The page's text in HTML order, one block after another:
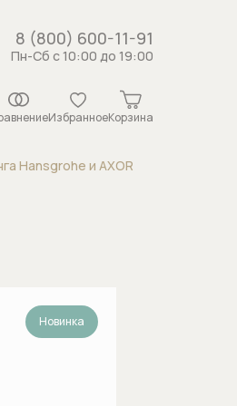
8 (800) 600-11-91
Пн-Сб с 10:00 до 19:00
ИзбранноеКорзина
Hansgrohe и AXOR
Новинка